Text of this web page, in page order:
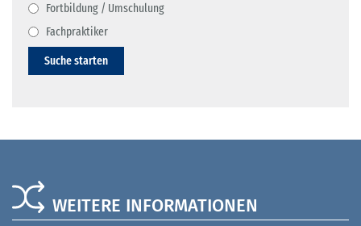
Fortbildung / Umschulung
Fachpraktiker
Suche starten
WEITERE INFORMATIONEN